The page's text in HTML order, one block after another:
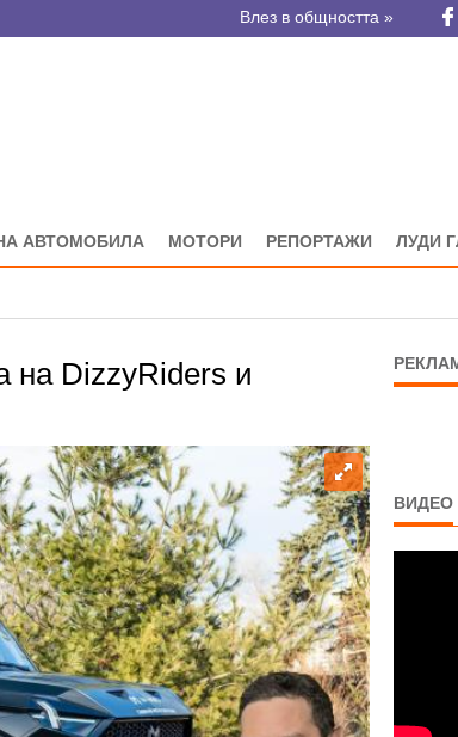
Влез в общността »
АВТОМОБИЛА МОТОРИ РЕПОРТАЖИ ЛУДИ
на DizzyRiders и
ВИДЕО